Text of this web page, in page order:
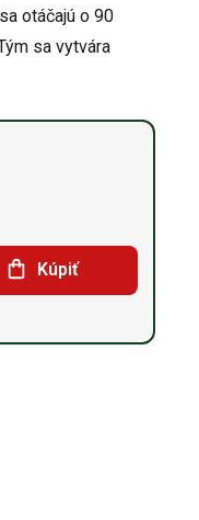
otáčajú o 90
sa vytvára
Kúpiť